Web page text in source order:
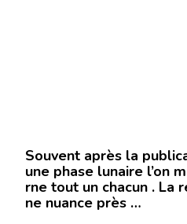
Souvent après la
une phase lunaire l’on
rne tout un chacun . La
ne nuance près …